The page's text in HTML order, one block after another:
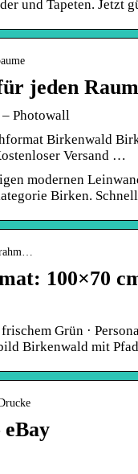
und Tapeten. Jetzt
jeden
Photowall
Birkenwald
Versand …
modernen
Birken.
100×70
Grün ·
Birkenwald mit